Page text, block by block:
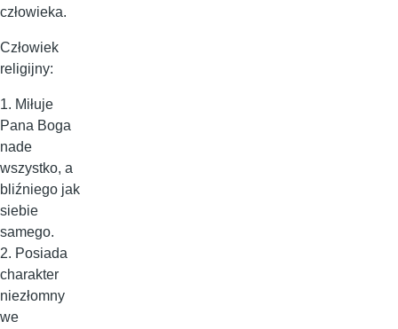
człowieka.
Człowiek
religijny:
1. Miłuje
Pana Boga
nade
wszystko, a
bliźniego jak
siebie
samego.
2. Posiada
charakter
niezłomny
we